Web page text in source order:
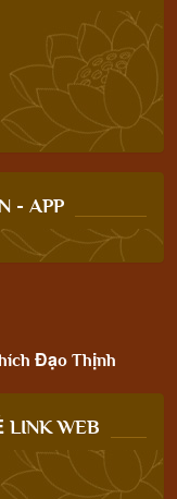
- APP
Đạo Thịnh
LINK WEB